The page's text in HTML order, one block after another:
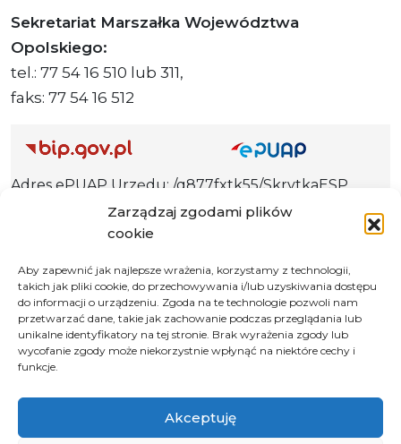
Zarządzaj zgodami plików
cookie
Aby zapewnić jak najlepsze wrażenia, korzystamy z technologii,
takich jak pliki cookie, do przechowywania i/lub uzyskiwania dostępu
do informacji o urządzeniu. Zgoda na te technologie pozwoli nam
przetwarzać dane, takie jak zachowanie podczas przeglądania lub
unikalne identyfikatory na tej stronie. Brak wyrażenia zgody lub
wycofanie zgody może niekorzystnie wpłynąć na niektóre cechy i
funkcje.
Akceptuję
Sekretariat Marszałka Województwa
Opolskiego:
tel.: 77 54 16 510 lub 311,
faks: 77 54 16 512
Adres ePUAP Urzędu: /q877fxtk55/SkrytkaESP
Adres do e-Doręczeń
Urzędu: AE:PL-66703-73759-IGTUV-14
Polityka prywatności
Klauzula informacyjna RODO
Deklaracja dostępności
© 2026 Samorząd Województwa Opolskiego